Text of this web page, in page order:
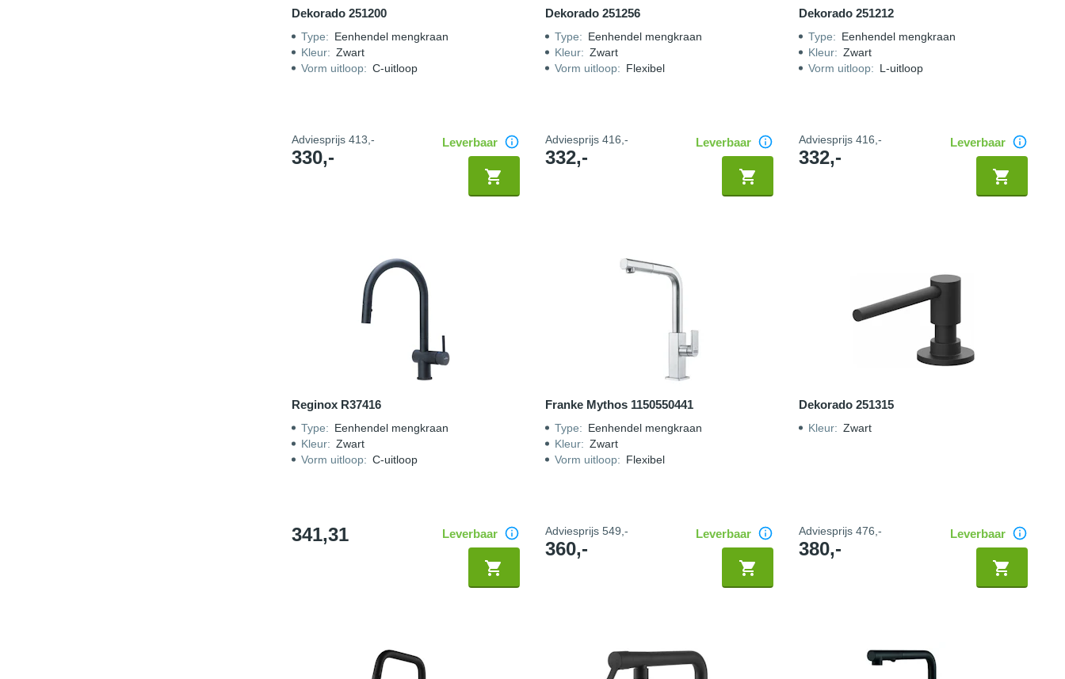
Dekorado 251200
Type: Eenhendel mengkraan
Kleur: Zwart
Vorm uitloop: C-uitloop
Adviesprijs 413,-
330,-
Leverbaar
Dekorado 251256
Type: Eenhendel mengkraan
Kleur: Zwart
Vorm uitloop: Flexibel
Adviesprijs 416,-
332,-
Leverbaar
Dekorado 251212
Type: Eenhendel mengkraan
Kleur: Zwart
Vorm uitloop: L-uitloop
Adviesprijs416,-
332,-
Leverbaar
Reginox R37416
Type: Eenhendel mengkraan
Kleur: Zwart
Vorm uitloop: C-uitloop
341,31 Leverbaar
Franke Mythos 1150550441
Type: Eenhendel mengkraan
Kleur: Zwart
Vorm uitloop: Flexibel
Adviesprijs 549,-
360,-
Leverbaar
Dekorado 251315
Kleur: Zwart
Adviesprijs476,-
380,-
Leverbaar